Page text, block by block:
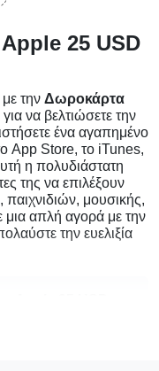
25 USD
την Δωροκάρτα
να βελτιώσετε την
ένα αγαπημένο
App Store, το iTunes,
η πολυδιάστατη
της να επιλέξουν
μουσικής,
μια απλή αγορά με την
την ευελιξία
την εξαργυρώσετε